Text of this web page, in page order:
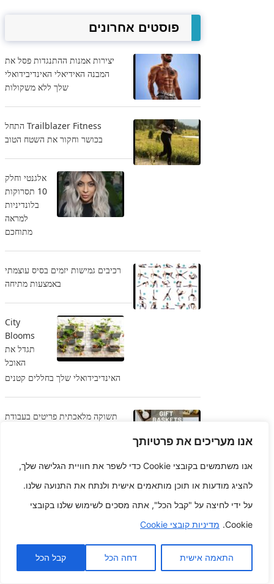
אנו מעריכים את פרטיותך
אנו משתמשים בקובצי Cookie כדי לשפר את חוויית הגלישה שלך,
להציג מודעות או תוכן מותאמים אישית ולנתח את התנועה שלנו.
על ידי לחיצה על "קבל הכל", אתה מסכים לשימוש שלנו בקובצי
Cookie. מדיניות קובצי Cookie
התאמה אישית דחה הכל קבל הכל
פוסטים אחרונים
יצירות אמנות ההתנגדות פסל את
המבנה האידיאלי האינדיבידואלי
שלך ללא משקולות
Trailblazer Fitness התחל
בכושר וחקור את השטח הטוב
אלגנטי וחלק
10 תסרוקות
בלונדיניות
למראה
מתוחכם
רכיבים גמישות יזמים בסיס עוצמתי
באמצעות מתיחה
City
Blooms
תגדל את
האוכל
האינדיבידואלי שלך בחללים קטנים
תשוקה מלאכתית פריטים בעבודת
הבטא את
עצמך ולא
צבע שיער
להאיר ולהתחדש כיצד עבודה פיזית